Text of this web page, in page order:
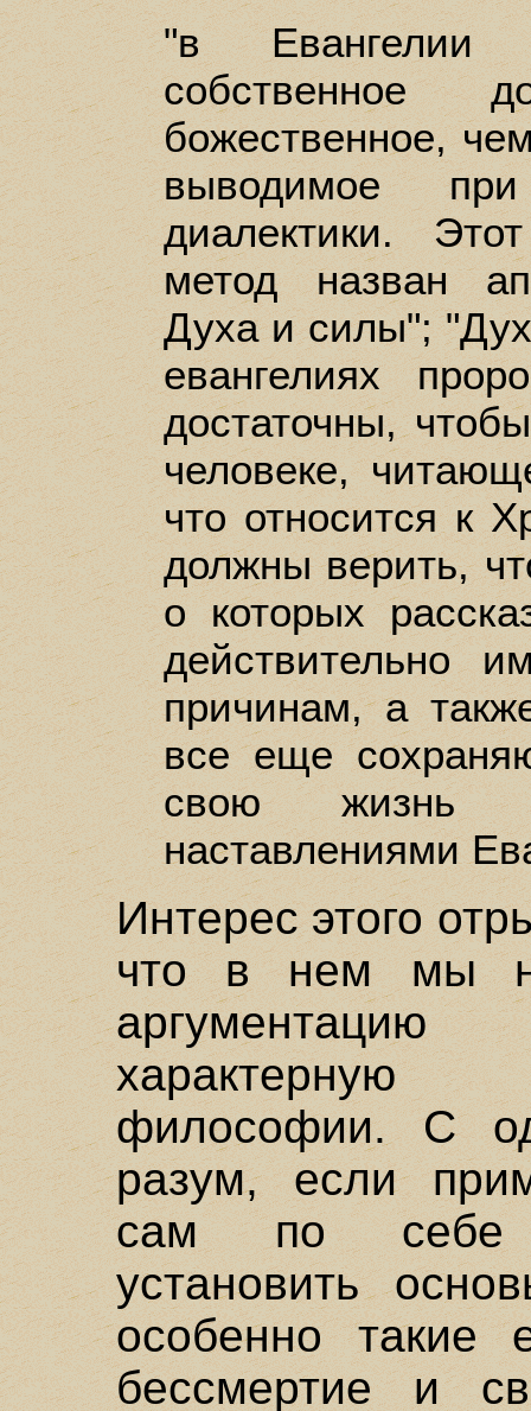
"в Евангелии
собственное
божественное,
выводимое
диалектики.
метод назван
Духа и силы";
евангелиях
достаточны,
человеке,
что относится к
должны верить,
о которых
действительно
причинам, а
все еще
свою жизнь
наставлениями
Интерес этого
что в нем мы
характерную
философии. С
разум, если
сам по себе
установить
особенно такие
бессмертие и